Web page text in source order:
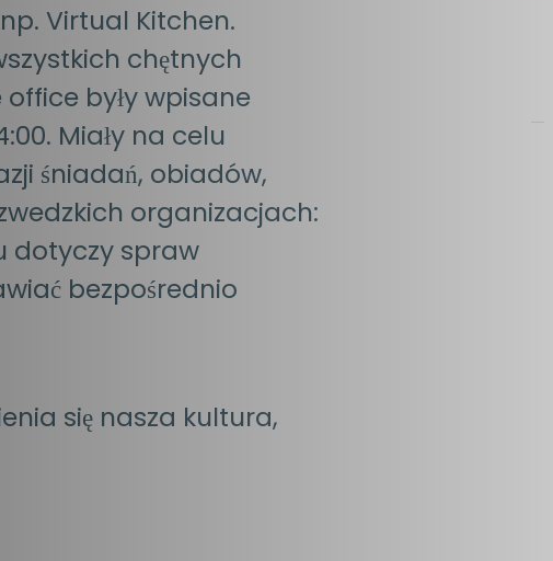
Virtual Kitchen.
chętnych
były wpisane
Miały na celu
śniadań, obiadów,
organizacjach:
dotyczy spraw
bezpośrednio
się nasza kultura,